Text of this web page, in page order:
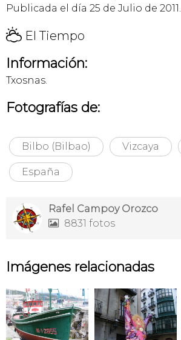
Publicada el día 25 de Julio de 2011.
H El Tiempo
Información:
Txosnas.
Fotografías de:
Bilbo (Bilbao) Vizcaya
España
Rafel Campoy Orozco
 8831 fotos
Imágenes relacionadas